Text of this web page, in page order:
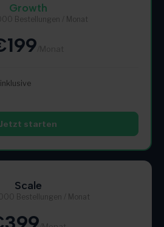
Growth
Bestellungen / Monat
Jetzt starten
Scale
Bestellungen / Monat